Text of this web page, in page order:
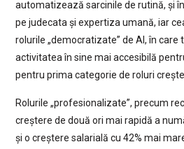
automatizează sarcinile de rutină, și
pe judecata și expertiza umană, iar
rolurile „democratizate” de AI, în care
activitatea în sine mai accesibilă
pentru prima categorie de roluri
Rolurile „profesionalizate”, precum
creștere de două ori mai rapidă a
și o creștere salarială cu 42% mai